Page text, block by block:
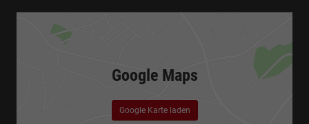
Google Maps
Google Karte laden